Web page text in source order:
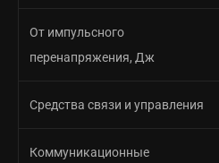
От импульсного
перенапряжения, Дж
Средства связи и управления
Коммуникационные